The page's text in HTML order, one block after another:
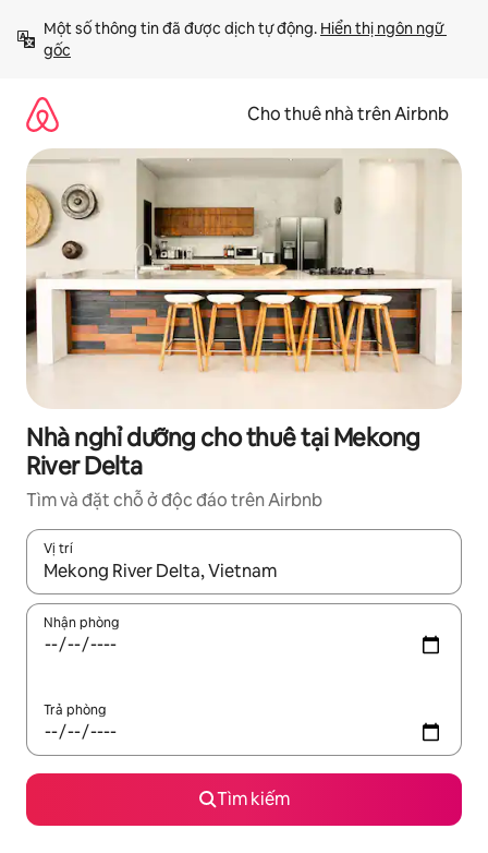
đến
Một số thông tin đã được dịch tự động. Hiển thị ngôn ngữ
gốc
Cho thuê nhà trên Airbnb
Nhà nghỉ dưỡng cho thuê tại Mekong
River Delta
Tìm và đặt chỗ ở độc đáo trên Airbnb
Vị trí
Khi có kết quả, hãy điều hướng bằng phím mũi tên lên và
Nhận phòng
Trả phòng
Tìm kiếm